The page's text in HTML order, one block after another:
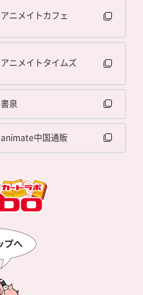
アニメイトカフェ
アニメイトタイムズ
書泉
animate中国通販